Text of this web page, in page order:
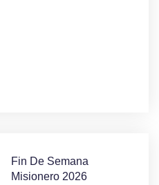
Fin De Semana
Misionero 2026